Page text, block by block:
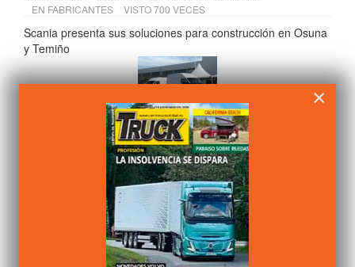
EN FABRICANTES VISTO 700 VECES
Scania presenta sus soluciones para construcción en Osuna
y Temiño
ESCRITO PORALVARO PEDROCHE
FABRICANTES VISTO 681 VECES
AMH comercializará las furgonetas eléctricas Farizon en
ESCRITO PORCAMIÓN ACTUALIDAD
LEGISLACIÓN VISTO 679 VECES
×